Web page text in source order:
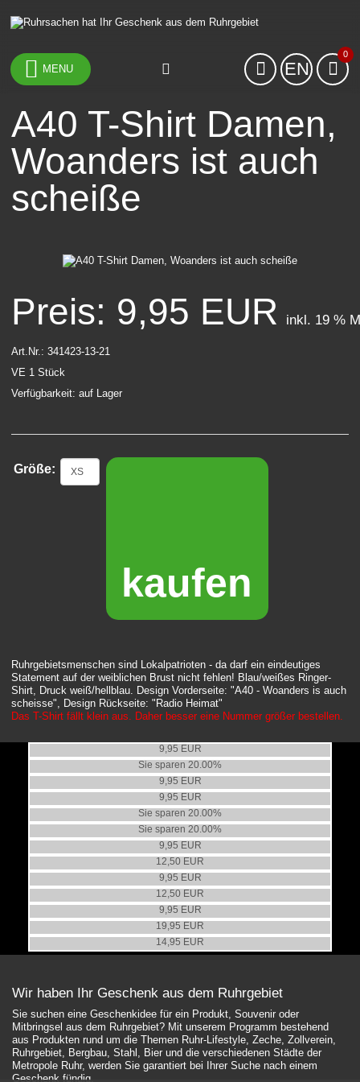
MENU EN
0
A40 T-Shirt Damen,
Woanders ist auch
scheiße
Preis: 9,95 EUR inkl. 19 %
Art.Nr.: 341423-13-21
VE 1 Stück
Verfügbarkeit: auf Lager
Größe:
kaufen
Ruhrgebietsmenschen sind Lokalpatrioten - da darf ein eindeutiges
Statement auf der weiblichen Brust nicht fehlen! Blau/weißes Ringer-
Shirt, Druck weiß/hellblau. Design Vorderseite: "A40 - Woanders is auch
scheisse", Design Rückseite: "Radio Heimat"
Das T-Shirt fällt klein aus. Daher besser eine Nummer größer bestellen.
9,95 EUR
Damen T-Shirt Zollverein Koodinaten
Nur 11,96 EUR
Sie sparen 20.00%
Local Heroes Damenshirt
9,95 EUR
A40 T-Shirt Damen, Woanders ist auch scheiße
9,95 EUR
Zollverein Damen T-Shirt 'Kumpel'
Statt 14,95 EUR
Nur 11,96 EUR
Sie sparen 20.00%
Damen T-Shirt Zollverein Doppelbock
Statt 14,95 EUR
Nur 11,96 EUR
Sie sparen 20.00%
Shirt - Grubenmann "Zeche Victoria"
9,95 EUR
Poloshirt Damen "leet speak"
12,50 EUR
T-Shirt Damen "leet speak"
9,95 EUR
Poloshirt Damen "Metropole RUHR"
12,50 EUR
T-Shirt Damen "Metropole RUHR"
9,95 EUR
Do-Rhino Damen-Poloshirt, beige
19,95 EUR
Do-Rhino Damen Poloshirt, hellblau
14,95 EUR
Wir haben Ihr Geschenk aus dem Ruhrgebiet
Sie suchen eine Geschenkidee für ein Produkt, Souvenir oder
Mitbringsel aus dem Ruhrgebiet? Mit unserem Programm bestehend
aus Produkten rund um die Themen Ruhr-Lifestyle, Zeche, Zollverein,
Ruhrgebiet, Bergbau, Stahl, Bier und die verschiedenen Städte der
Metropole Ruhr, werden Sie garantiert bei Ihrer Suche nach einem
Geschenk fündig.